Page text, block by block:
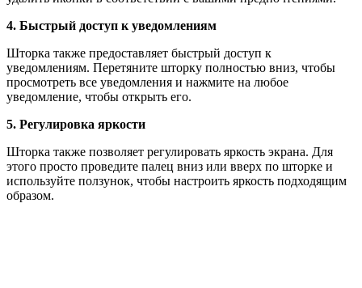
4. Быстрый доступ к уведомлениям
Шторка также предоставляет быстрый доступ к
уведомлениям. Перетяните шторку полностью вниз, чтобы
просмотреть все уведомления и нажмите на любое
уведомление, чтобы открыть его.
5. Регулировка яркости
Шторка также позволяет регулировать яркость экрана. Для
этого просто проведите палец вниз или вверх по шторке и
используйте ползунок, чтобы настроить яркость подходящим
образом.